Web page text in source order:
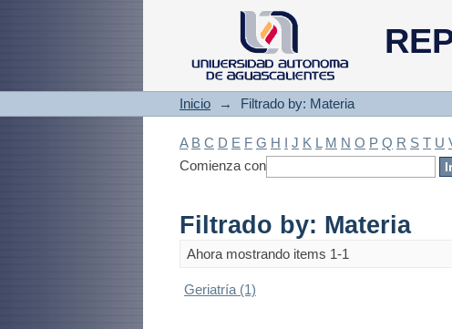
Filtrado by: Materia
Inicio → Filtrado by: Materia
A B C D E F G H I J K L M N O P Q R S T U
Comienza con
Filtrado by: Materia
Ahora mostrando items 1-1
Geriatría (1)